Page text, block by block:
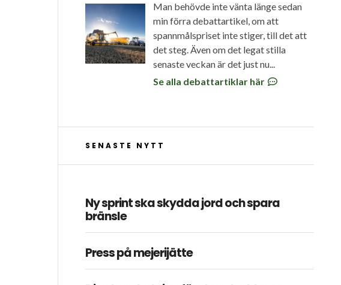
Man behövde inte vänta länge sedan
min förra debattartikel, om att
spannmålspriset inte stiger, till det att
det steg. Även om det legat stilla
senaste veckan är det just nu...
Se alla debattartiklar här
SENASTE NYTT
Ny sprint ska skydda jord och spara
bränsle
Press på mejerijätte